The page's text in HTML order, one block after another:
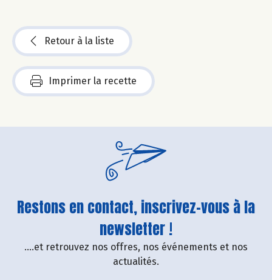
Retour à la liste
Imprimer la recette
Restons en contact, inscrivez-vous à la
newsletter !
....et retrouvez nos offres, nos événements et nos
actualités.